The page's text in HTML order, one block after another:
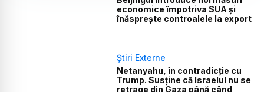
economice împotriva SUA și
înăsprește controalele la export
Știri Externe
Netanyahu, în contradicție cu
Trump. Susține că Israelul nu se
retrage din Gaza până când